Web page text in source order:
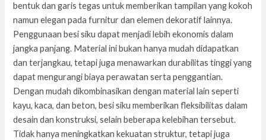
bentuk dan garis tegas untuk memberikan tampilan yang kokoh
namun elegan pada furnitur dan elemen dekoratif lainnya.
Penggunaan besi siku dapat menjadi lebih ekonomis dalam
jangka panjang. Material ini bukan hanya mudah didapatkan
dan terjangkau, tetapi juga menawarkan durabilitas tinggi yang
dapat mengurangi biaya perawatan serta penggantian.
Dengan mudah dikombinasikan dengan material lain seperti
kayu, kaca, dan beton, besi siku memberikan fleksibilitas dalam
desain dan konstruksi, selain beberapa kelebihan tersebut.
Tidak hanya meningkatkan kekuatan struktur, tetapi juga